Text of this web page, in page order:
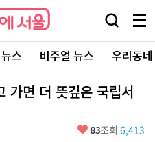
검
창
열
기
메
뉴
전
체
보
스 비주얼 뉴스 우리동
가면 더 뜻깊은 국립서
좋
83조회 6,413